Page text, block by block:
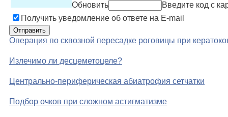
Обновить
Введите код с
Получить уведомление об ответе на E-mail
Операция по сквозной пересадке роговицы при
Излечимо ли десцеметоцеле?
Центрально-периферическая абиатрофия сетчатки
Подбор очков при сложном астигматизме